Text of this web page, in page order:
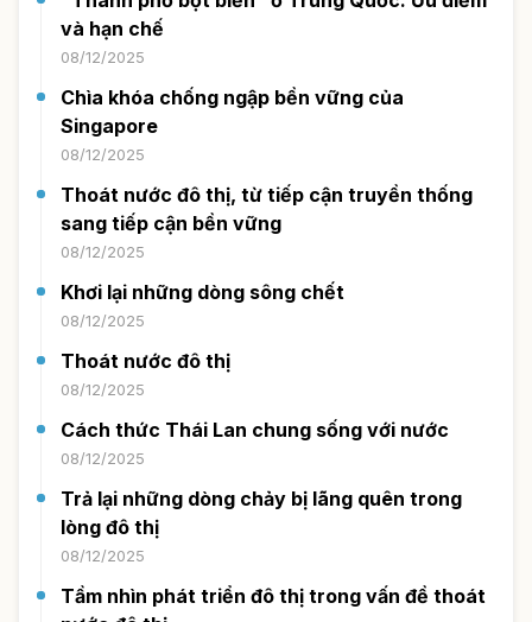
và hạn chế
08/12/2025
Chìa khóa chống ngập bền vững của
Singapore
08/12/2025
Thoát nước đô thị, từ tiếp cận truyền thống
sang tiếp cận bền vững
08/12/2025
Khơi lại những dòng sông chết
08/12/2025
Thoát nước đô thị
08/12/2025
Cách thức Thái Lan chung sống với nước
08/12/2025
Trả lại những dòng chảy bị lãng quên trong
lòng đô thị
08/12/2025
Tầm nhìn phát triển đô thị trong vấn đề thoát